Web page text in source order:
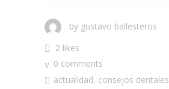
by gustavo ballesteros
2 likes
0 comments
actualidad, consejos dentales